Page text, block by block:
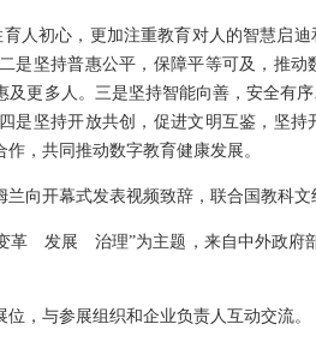
人初心，更加注重教育对人的智慧启
是坚持普惠公平，保障平等可及，推
更多人。三是坚持智能向善，安全有
是坚持开放共创，促进文明互鉴，坚
，共同推动数字教育健康发展。
向开幕式发表视频致辞，联合国教科文
革 发展 治理”为主题，来自中外政府
，与参展组织和企业负责人互动交流。